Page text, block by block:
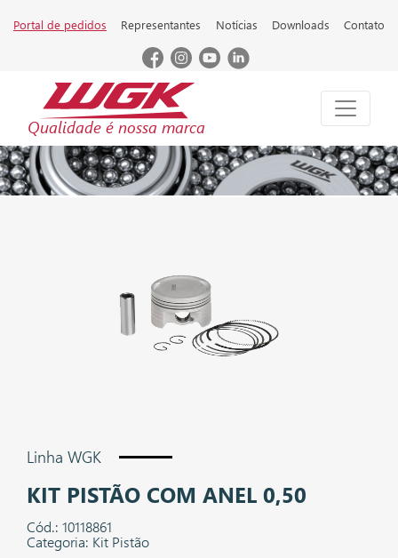
Portal de pedidos Representantes Notícias Downloads Contato
Qualidade é nossa marca
Linha WGK
KIT PISTÃO COM ANEL 0,50
Cód.: 10118861
Categoria: Kit Pistão